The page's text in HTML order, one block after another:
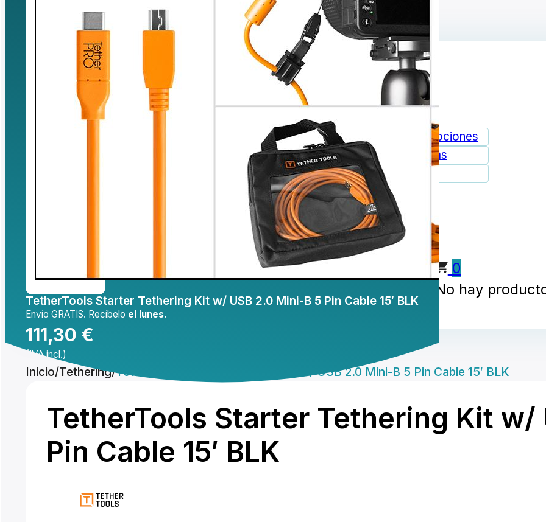
Saltar al contenido principal Saltar al pie de página
Promociones
Marcas
Mi cuenta
0
No hay
TetherTools Starter Tethering Kit w/ USB 2.0 Mini-B 5 Pin Cable 15′ BLK
Envío GRATIS. Recíbelo el lunes.
111,30 €
(IVA incl.)
Comprar
Inicio/Tethering/TetherTools Starter Tethering Kit w/ USB 2.0 Mini-B 5 Pin Cable 15′ BLK
TetherTools Starter Tethering Kit w/
Pin Cable 15′ BLK